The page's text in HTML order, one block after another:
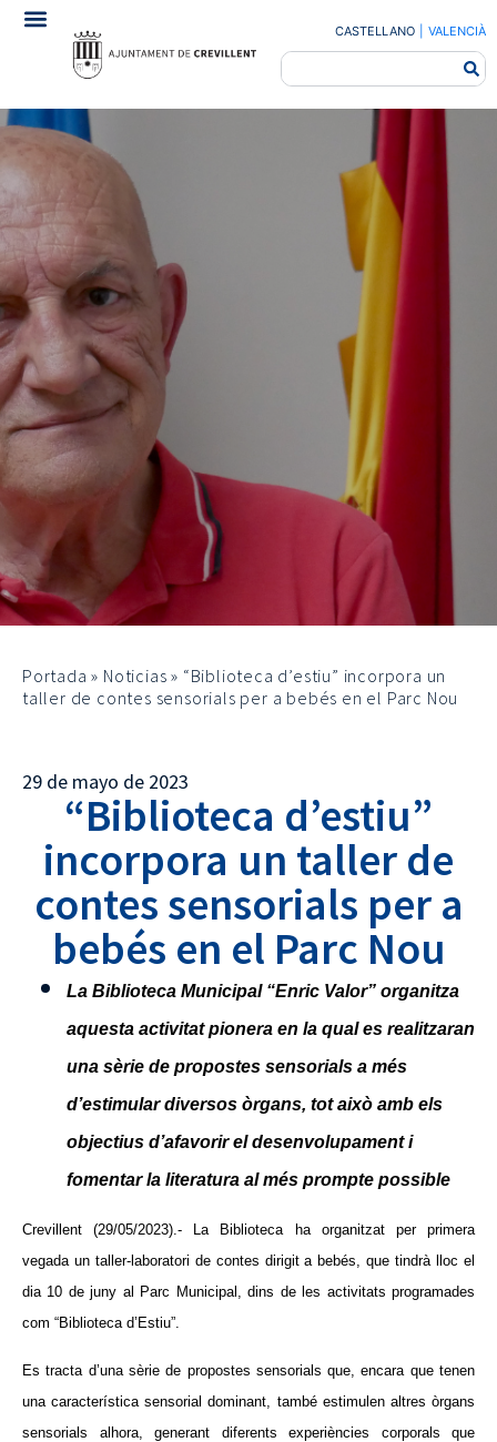
CASTELLANO VALENCIÀ
Portada » Noticias » “Biblioteca d’estiu” incorpora un
taller de contes sensorials per a bebés en el Parc Nou
29 de mayo de 2023
“Biblioteca d’estiu”
incorpora un taller de
contes sensorials per a
bebés en el Parc Nou
La Biblioteca Municipal “Enric Valor” organitza
aquesta activitat pionera en la qual es realitzaran
una sèrie de propostes sensorials a més
d’estimular diversos òrgans, tot això amb els
objectius d’afavorir el desenvolupament i
fomentar la literatura al més prompte possible
Crevillent (29/05/2023).- La Biblioteca ha organitzat per primera
vegada un taller-laboratori de contes dirigit a bebés, que tindrà lloc el
dia 10 de juny al Parc Municipal, dins de les activitats programades
com “Biblioteca d’Estiu”.
Es tracta d’una sèrie de propostes sensorials que, encara que tenen
una característica sensorial dominant, també estimulen altres òrgans
sensorials alhora, generant diferents experiències corporals que